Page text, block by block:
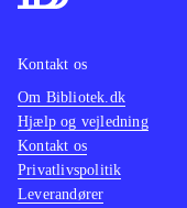
Kontakt os
Om Bibliotek.dk
Hjælp og vejledning
Kontakt os
Privatlivspolitik
Leverandører